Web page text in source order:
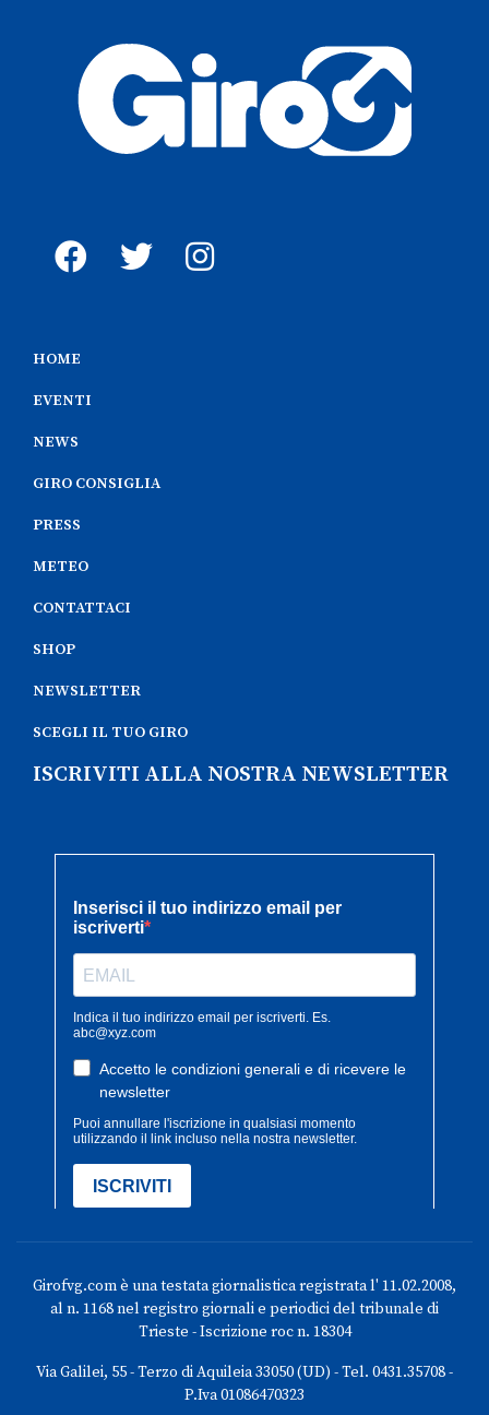
HOME
EVENTI
NEWS
GIRO CONSIGLIA
PRESS
METEO
CONTATTACI
SHOP
NEWSLETTER
SCEGLI IL TUO GIRO
ISCRIVITI ALLA NOSTRA NEWSLETTER
Girofvg.com è una testata giornalistica registrata l' 11.02.2008,
al n. 1168 nel registro giornali e periodici del tribunale di
Trieste - Iscrizione roc n. 18304
Via Galilei, 55 - Terzo di Aquileia 33050 (UD) - Tel. 0431.35708 -
P.Iva 01086470323